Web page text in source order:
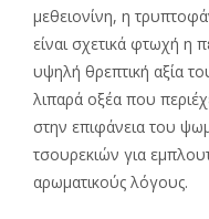
μεθειονίνη, η
είναι σχετικά φτωχή η
υψηλή θρεπτική αξία
λιπαρά οξέα που
στην επιφάνεια του
τσουρεκιών για
αρωματικούς λόγους.